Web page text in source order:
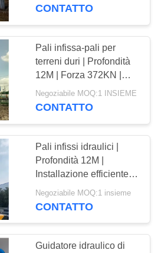
CONTATTO
Pali infissa-pali per
terreni duri | Profondità
12M | Forza 372KN |
Vibrazioni ad alte
prestazioni
Negoziabile MOQ:1 INSIEME
CONTATTO
Pali infissi idraulici |
Profondità 12M |
Installazione efficiente |
Applicazione versatile
Negoziabile MOQ:1 insieme
CONTATTO
Guidatore idraulico di